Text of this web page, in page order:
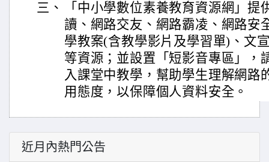
三、
「中小學數位素養教育資源網」
讀、網路交友、網路霸凌、網路安
學教案(含教學影片及學習單)、文
等資源；並設置「短影音專區」，
入課堂中教學，幫助學生理解網路
用態度，以保障個人資料安全。
近月內熱門公告